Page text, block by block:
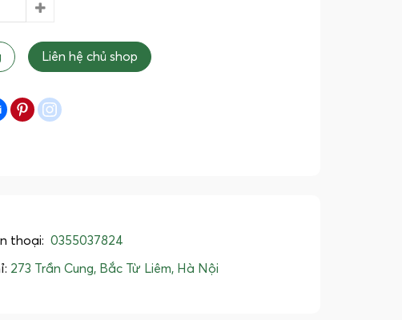
Liên hệ chủ shop
EmailPinterest
thoại: 0355037824
273 Trần Cung, Bắc Từ Liêm, Hà Nội